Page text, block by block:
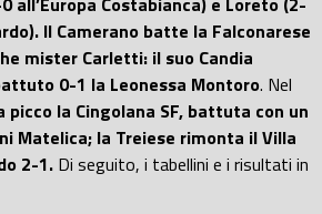
Il Camerano batte la Falconarese
mister Carletti: il suo Candia
0-1 la Leonessa Montoro. Nel
picco la Cingolana SF, battuta con un
Matelica; la Treiese rimonta il Villa
2-1. Di seguito, i tabellini e i risultati in